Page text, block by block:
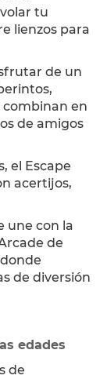
tu
lienzos para
de un
en
de amigos
el Escape
acertijos,
une con la
de
de diversión
edades
de